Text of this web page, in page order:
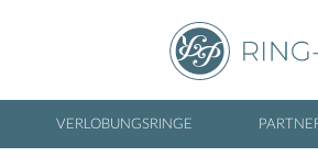
VERLOBUNGSRINGE